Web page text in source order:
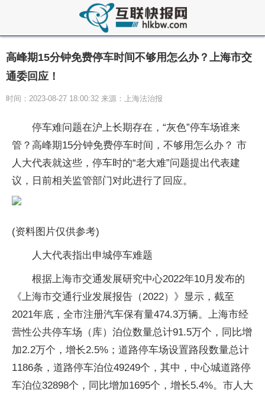
高峰期15分钟免费停车时间不够用怎么办？上海市交
通委回应！
时间：2023-08-27 18:00:32 来源：上海法治报
停车难问题在沪上长期存在，“灰色”停车场谁来
管？高峰期15分钟免费停车时间，不够用怎么办？ 市
人大代表就这些，停车时的“老大难”问题提出代表建
议，日前相关监管部门对此进行了回应。
(资料图片仅供参考)
人大代表指出申城停车难题
根据上海市交通发展研究中心2022年10月发布的
《上海市交通行业发展报告（2022）》显示，截至
2021年底，全市注册汽车保有量474.3万辆。上海市经
营性公共停车场（库）泊位数量总计91.5万个，同比增
加2.2万个，增长2.5%；道路停车场设置路段数量总计
1186条，道路停车泊位49249个，其中，中心城道路停
车泊位32898个，同比增加1695个，增长5.4%。市人大